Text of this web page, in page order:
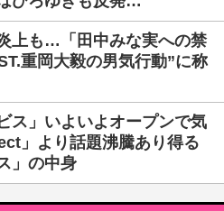
上も…「田中みな実への禁
重岡大毅の男気行動”に称
ス」いよいよオープンで気
」より話題沸騰あり得る
」の中身